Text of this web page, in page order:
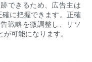
できるため、広告主は
に把握できます。正確
戦略を微調整し、リソ
可能になります。